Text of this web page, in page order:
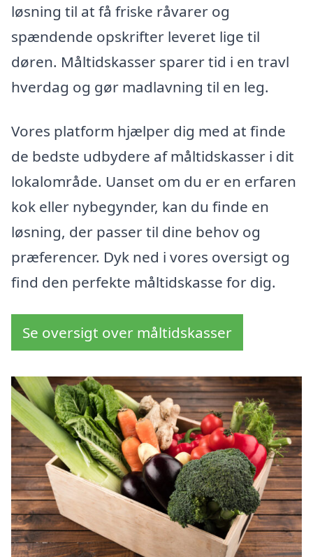
løsning til at få friske råvarer og
spændende opskrifter leveret lige til
døren. Måltidskasser sparer tid i en travl
hverdag og gør madlavning til en leg.
Vores platform hjælper dig med at finde
de bedste udbydere af måltidskasser i dit
lokalområde. Uanset om du er en erfaren
kok eller nybegynder, kan du finde en
løsning, der passer til dine behov og
præferencer. Dyk ned i vores oversigt og
find den perfekte måltidskasse for dig.
Se oversigt over måltidskasser